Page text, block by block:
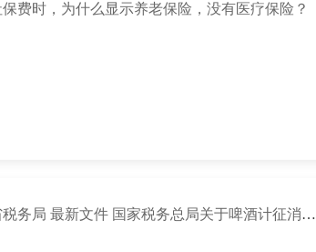
费时，为什么显示养老保险，没有医疗保险？
国家税务总局甘肃省税务局 最新文件 国家税务总局关于啤酒计征消费税有关问题的公告